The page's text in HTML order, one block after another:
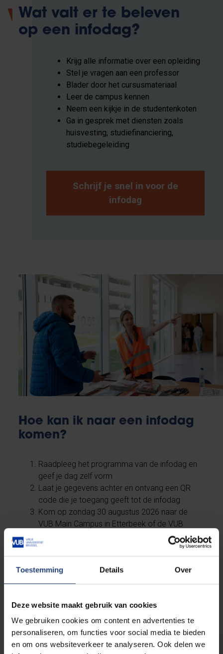
Toestemming Details Over
Deze website maakt gebruik van cookies
We gebruiken cookies om content en advertenties te
personaliseren, om functies voor social media te bieden
en om ons websiteverkeer te analyseren. Ook delen we
Wat valt er te beleven
op een infodag?
Krijg alle informatie over een opleiding
Stel je vragen aan een professor
Blader door het cursusmateriaal
Leer de campus kennen
Neem een kijkje in de studentenkoten
Ga in gesprek met diensten zoals
huisvesting, studiefinanciering,
studiebegeleiding
Schrijf je snel in voor de
infodag
Hoe kan ik naar een infodag
komen?
Raadpleeg het programma van de infodag en
geef je dag zelf vorm
Laat je gegevens achter en ontvang een QR
code die je toegang geeft tot de infodag
Kom op zondag 30 augustus 2026 naar de
VUB Main Campus in Etterbeek of de VUB
Maak een geïnformeerde studiekeuze en begin
voorbereid aan je studententijd
Raadpleeg nu het programma